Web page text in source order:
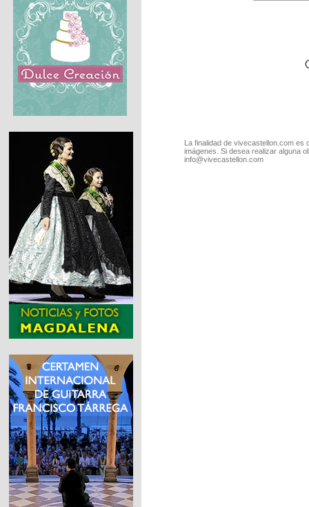
La finalidad de vivecastellon.com
imágenes. Si desea realizar alguna
info@vivecastellon.com